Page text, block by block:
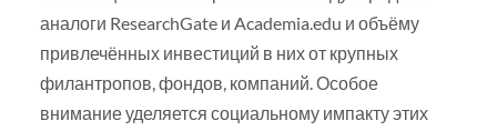
аналоги ResearchGate и Academia.edu и объёму
привлечённых инвестиций в них от крупных
филантропов, фондов, компаний. Особое
внимание уделяется социальному импакту этих